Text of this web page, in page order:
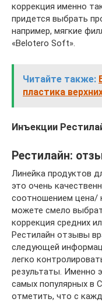
коррекция именно
придется выбрать
например, мягкие
«Belotero Soft».
Читайте также:
пластика
Инъекции
Рестилайн:
Линейка продуктов
это очень
соотношением цена/
можете смело
коррекция средних
Рестилайн отзывы
следующей
легко
результаты. Именно
самых популярных в
отметить, что с